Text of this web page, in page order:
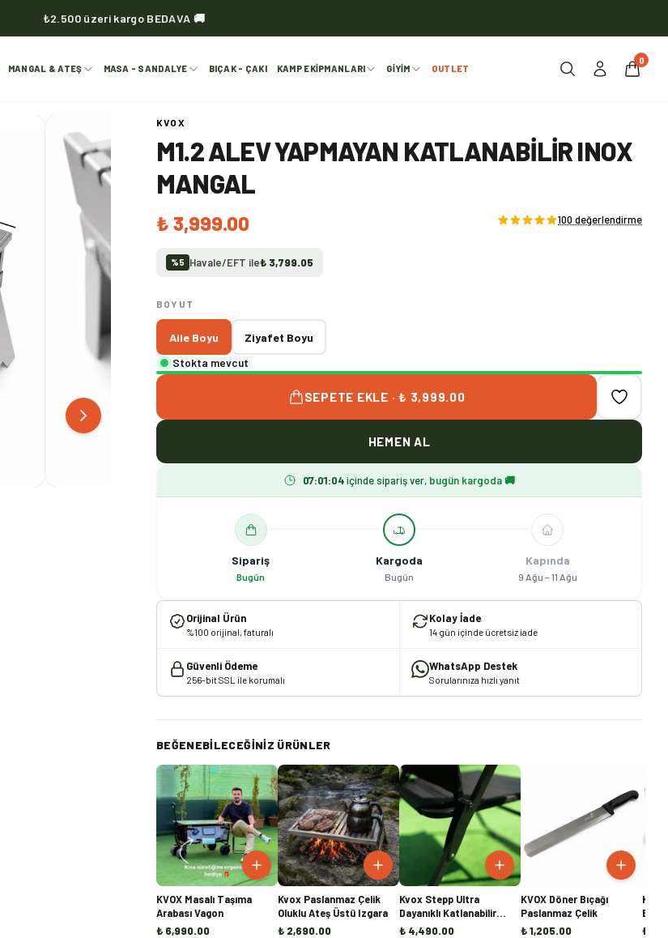
₺2.500 üzeri kargo BEDAVA 🚚
KVOX ürünlerinde kargo her zaman bedava 🔥
MANGAL & ATEŞ MASA - SANDALYE BIÇAK - ÇAKI KAMP EKIPMANLARI GIYIM OUTLET
0
KVOX
M1.2 ALEV YAPMAYAN KATLANABILIR INOX
MANGAL
₺ 3,999.00 100 değerlendirme
%5 Havale/EFT ile₺ 3,799.05
BOYUT
Aile Boyu
Ziyafet Boyu
Stokta mevcut
SEPETE EKLE · ₺ 3,999.00
HEMEN AL
07:01:03 içinde sipariş ver, bugün kargoda 🚚
Sipariş
Bugün
Kargoda
Bugün
Kapında
9 Ağu – 11 Ağu
Orijinal Ürün
%100 orijinal, faturalı
Kolay İade
14 gün içinde ücretsiz iade
Güvenli Ödeme
256-bit SSL ile korumalı
WhatsApp Destek
Sorularınıza hızlı yanıt
BEĞENEBILECEĞINIZ ÜRÜNLER
KVOX Masalı Taşıma
Arabası Vagon
₺ 6,990.00
Kvox Paslanmaz Çelik
Oluklu Ateş Üstü Izgara
₺ 2,690.00
Kvox Stepp Ultra
Dayanıklı Katlanabilir
Kamp Sandalyesi
₺ 4,490.00
KVOX Döner Bıçağı
Paslanmaz Çelik
₺ 1,205.00
₺